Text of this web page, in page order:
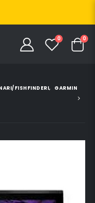
0 0
FISHFINDERI, GARMIN